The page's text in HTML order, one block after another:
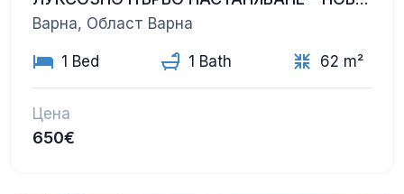
Варна, Област Варна
1 Bed 1 Bath 62 m²
Цена
650€